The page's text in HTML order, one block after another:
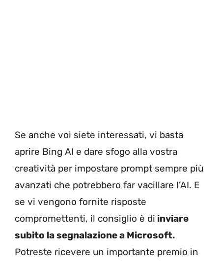
Se anche voi siete interessati, vi basta
aprire Bing AI e dare sfogo alla vostra
creatività per impostare prompt sempre più
avanzati che potrebbero far vacillare l’AI. E
se vi vengono fornite risposte
compromettenti, il consiglio è di inviare
subito la segnalazione a Microsoft.
Potreste ricevere un importante premio in